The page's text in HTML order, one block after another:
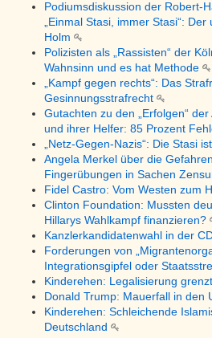
Podiumsdiskussion der Robert-
„Einmal Stasi, immer Stasi“:
Holm
Polizisten als „Rassisten“ der
Wahnsinn und es hat Methode
„Kampf gegen rechts“: Das
Gesinnungsstrafrecht
Gutachten zu den „Erfolgen“
und ihrer Helfer: 85 Prozent
„Netz-Gegen-Nazis“: Die Stasi
Angela Merkel über die
Fingerübungen in Sachen
Fidel Castro: Vom Westen zum
Clinton Foundation: Mussten
Hillarys Wahlkampf finanzieren?
Kanzlerkandidatenwahl in der
Forderungen von
Integrationsgipfel oder
Kinderehen: Legalisierung
Donald Trump: Mauerfall in den
Kinderehen: Schleichende
Deutschland